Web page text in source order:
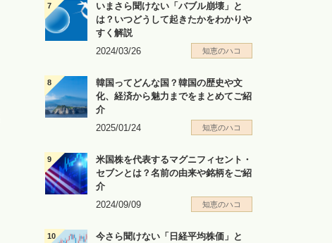
いまさら聞けない「バブル崩壊」と
は？いつどうして起きたかをわかりや
すく解説
2024/03/26
知恵のハコ
韓国ってどんな国？韓国の歴史や文
化、経済から魅力までをまとめてご紹
介
2025/01/24
知恵のハコ
米国株を代表するマグニフィセント・
セブンとは？名前の由来や銘柄をご紹
介
2024/09/09
知恵のハコ
今さら聞けない「日経平均株価」と